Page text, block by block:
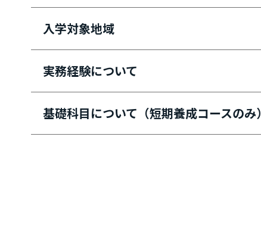
現場実習
国家試験対策
修了後のスキルアップ・就職支援
専門実践教育訓練給付金対象
入学対象地域
実務経験について
基礎科目について（短期養成コースのみ）